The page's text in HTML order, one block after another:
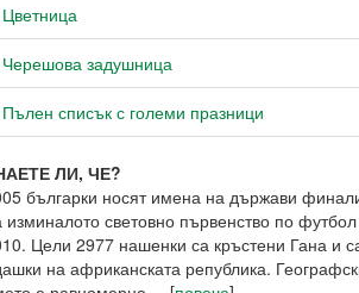
Цветница
Черешова задушница
Пълен списък с големи празници
ЛИ, ЧЕ?
българки носят имена на държави
изминалото световно първенство по
Цели 2977 нашенки са кръстени Гана и
на африканската република.